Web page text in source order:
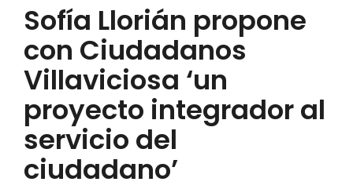
Sofía Llorián propone
con Ciudadanos
Villaviciosa ‘un
proyecto integrador al
servicio del
ciudadano’